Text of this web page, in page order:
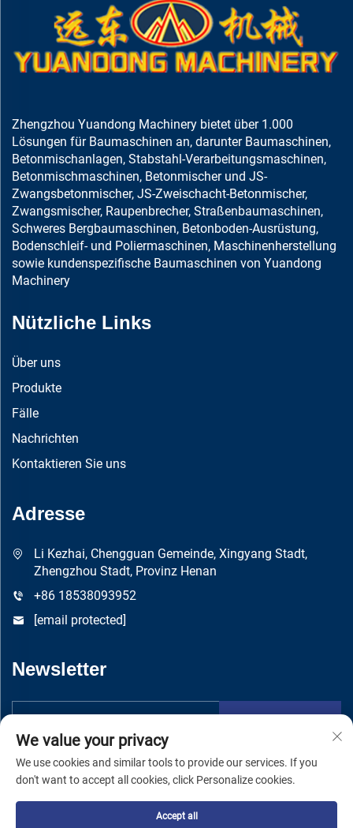
Zhengzhou Yuandong Machinery bietet über 1.000
Lösungen für Baumaschinen an, darunter Baumaschinen,
Betonmischanlagen, Stabstahl-Verarbeitungsmaschinen,
Betonmischmaschinen, Betonmischer und JS-
Zwangsbetonmischer, JS-Zweischacht-Betonmischer,
Zwangsmischer, Raupenbrecher, Straßenbaumaschinen,
Schweres Bergbaumaschinen, Betonboden-Ausrüstung,
Bodenschleif- und Poliermaschinen, Maschinenherstellung
sowie kundenspezifische Baumaschinen von Yuandong
Machinery
Nützliche Links
Über uns
Produkte
Fälle
Nachrichten
Kontaktieren Sie uns
Adresse
Li Kezhai, Chengguan Gemeinde, Xingyang Stadt,
Zhengzhou Stadt, Provinz Henan
+86 18538093952
[email protected]
Newsletter
We value your privacy
We use cookies and similar tools to provide our services. If you
don't want to accept all cookies, click Personalize cookies.
Accept all